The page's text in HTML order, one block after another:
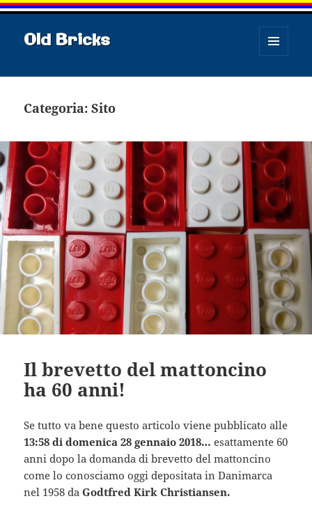
Old Bricks
Categoria:Sito
Il brevetto del mattoncino
ha 60 anni!
Se tutto va bene questo articolo viene pubblicato alle
13:58 di domenica 28 gennaio 2018… esattamente 60
anni dopo la domanda di brevetto del mattoncino
come lo conosciamo oggi depositata in Danimarca
nel 1958 daGodtfred Kirk Christiansen.